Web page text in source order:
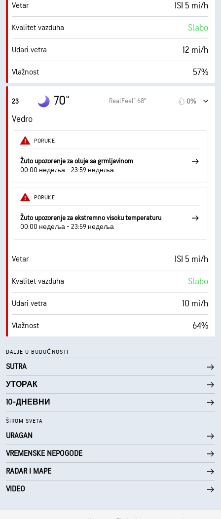
Vetar ISI 5 mi/h
Kvalitet vazduha Slabo
Udari vetra 12 mi/h
Vlažnost 57%
Tačka rose
AccuLumen Brightness Index™
Oblačno
Vidljivost 10 mi
23 70° RealFeel® 68° 0%
Vedro
PORUKE
Žuto upozorenje za oluje sa grmljavinom
00:00 недеља - 23:59 недеља
PORUKE
Žuto upozorenje za ekstremno visoku temperaturu
00:00 недеља - 23:59 недеља
Vetar ISI 5 mi/h
Kvalitet vazduha Slabo
Udari vetra 10 mi/h
Vlažnost 64%
AccuLumen Brightness Index™ 0 (Tamno)
Oblačno 0%
Vidljivost 10 mi
Izuzetno oblačno 30000 ft
DALJE U BUDUĆNOSTI
SUTRA
УТОРАК
10-ДНЕВНИ
ŠIROM SVETA
URAGAN
VREMENSKE NEPOGODE
RADAR I MAPE
VIDEO